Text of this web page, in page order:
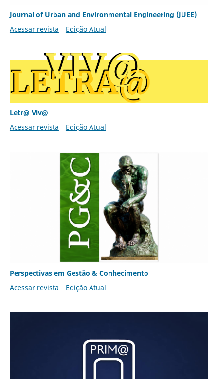
Journal of Urban and Environmental Engineering (JUEE)
Acessar revista
Edição Atual
Letr@ Viv@
Acessar revista
Edição Atual
Perspectivas em Gestão & Conhecimento
Acessar revista
Edição Atual